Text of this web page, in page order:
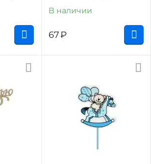
В наличии
67₽